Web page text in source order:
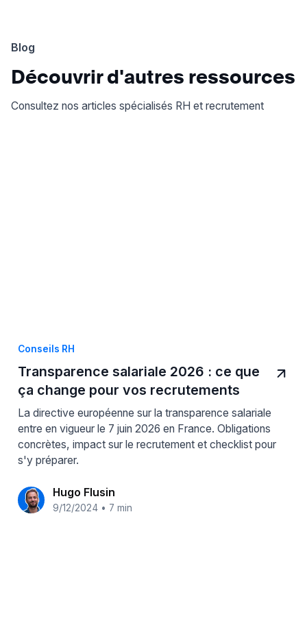
Blog
Découvrir d'autres ressources
Consultez nos articles spécialisés RH et recrutement
Conseils RH
Transparence salariale 2026 : ce que
ça change pour vos recrutements
La directive européenne sur la transparence salariale
entre en vigueur le 7 juin 2026 en France. Obligations
concrètes, impact sur le recrutement et checklist pour
s'y préparer.
Hugo Flusin
9/12/2024 • 7 min